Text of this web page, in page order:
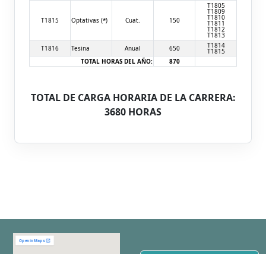
T1815 Optativas (*) Cuat. 150
T1805
T1809
T1810
T1811
T1812
T1813
T1816
Tesina Anual 650 T1814
T1815
TOTAL HORAS DEL AÑO:
870
TOTAL DE CARGA HORARIA DE LA CARRERA:
3680 HORAS